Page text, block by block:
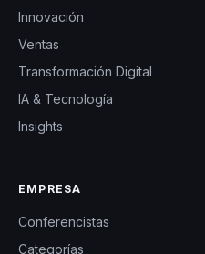
Innovación
Ventas
Transformación Digital
IA & Tecnología
Insights
EMPRESA
Conferencistas
Categorías